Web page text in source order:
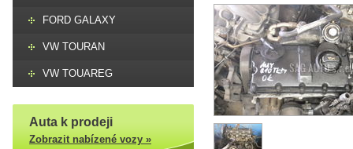
FORD GALAXY
VW TOURAN
VW TOUAREG
Auta k prodeji
Zobrazit nabízené vozy »